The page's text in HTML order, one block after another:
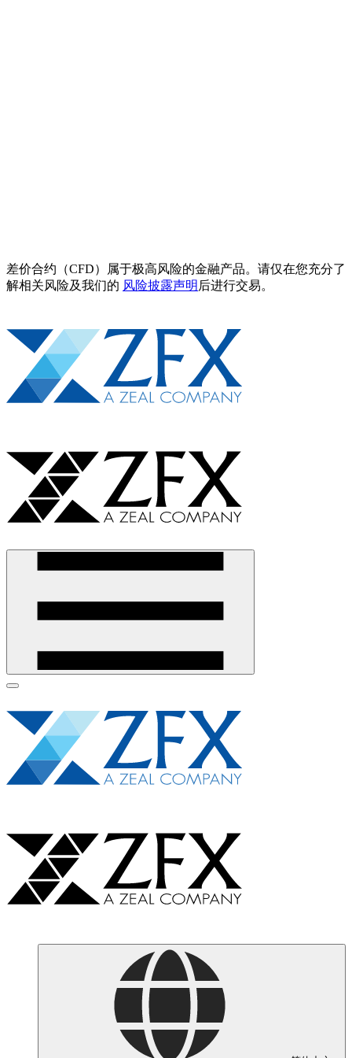
差价合约（CFD）属于极高风险的金融产品。请仅在您充分了
解相关风险及我们的 风险披露声明 后进行交易。